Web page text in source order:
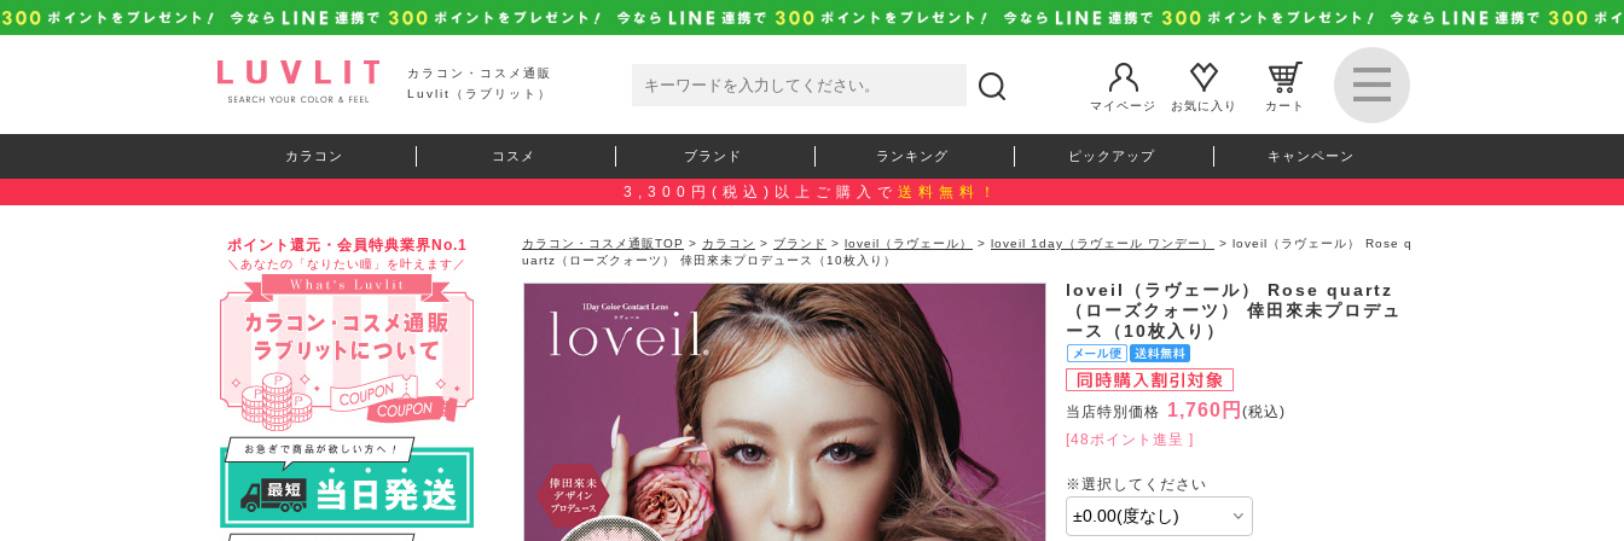
カラコン・コスメ通販
Luvlit（ラブリット）
マイページ
お気に入り カート
カラコン コスメ ブランド ランキング ピックアップ キャンペーン
3,300円(税込)以上ご購入で 送料無料！
ポイント還元・会員特典業界No.1
＼あなたの「なりたい瞳」を叶えます／
カラコン・コスメ通販TOP > カラコン > ブランド > loveil（ラヴェール） > loveil 1day（ラヴェール ワンデー）
> loveil（ラヴェール） Rose q
uartz（ローズクォーツ） 倖田來未プロデュース（10枚入り）
loveil（ラヴェール） Rose quartz
（ローズクォーツ） 倖田來未プロデュ
ース（10枚入り）
当店特別価格 1,760円 (税込)
[48ポイント進呈 ]